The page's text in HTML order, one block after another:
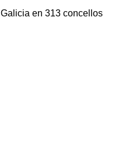
Galicia en 313 concellos